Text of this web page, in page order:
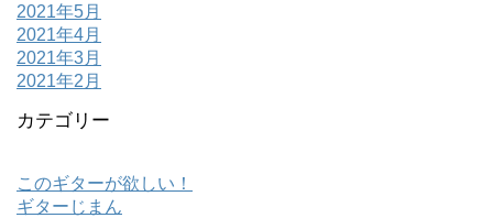
2021年5月
2021年4月
2021年3月
2021年2月
カテゴリー
このギターが欲しい！
ギターじまん